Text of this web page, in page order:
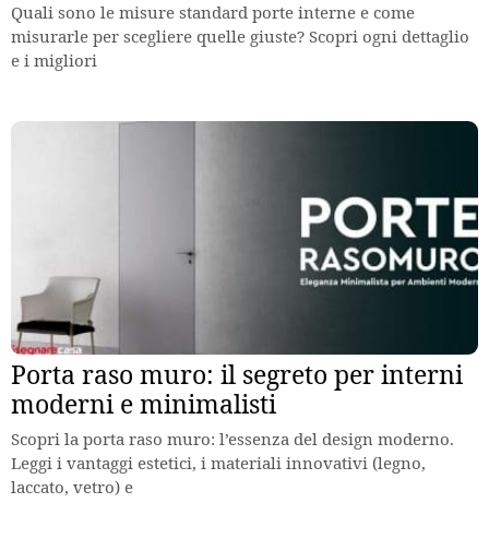
Quali sono le misure standard porte interne e come
misurarle per scegliere quelle giuste? Scopri ogni dettaglio
e i migliori
Porta raso muro: il segreto per interni
moderni e minimalisti
Scopri la porta raso muro: l’essenza del design moderno.
Leggi i vantaggi estetici, i materiali innovativi (legno,
laccato, vetro) e